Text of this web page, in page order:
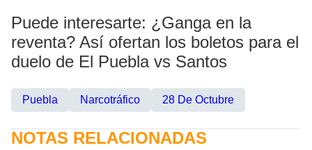
Puede interesarte: ¿Ganga en la
reventa? Así ofertan los boletos para el
duelo de El Puebla vs Santos
Puebla Narcotráfico 28 De Octubre
NOTAS RELACIONADAS